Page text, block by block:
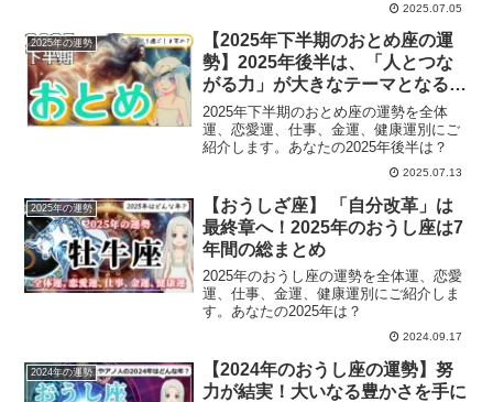
2025.07.05
2025年の運勢
【2025年下半期のおとめ座の運
勢】2025年後半は、「人とつな
がる力」が大きなテーマとなる半
年
2025年下半期のおとめ座の運勢を全体
運、恋愛運、仕事、金運、健康運別にご
紹介します。あなたの2025年後半は？
2025.07.13
2025年の運勢
【おうしざ座】 「自分改革」は
最終章へ！2025年のおうし座は7
年間の総まとめ
2025年のおうし座の運勢を全体運、恋愛
運、仕事、金運、健康運別にご紹介しま
す。あなたの2025年は？
2024.09.17
2024年の運勢
【2024年のおうし座の運勢】努
力が結実！大いなる豊かさを手に